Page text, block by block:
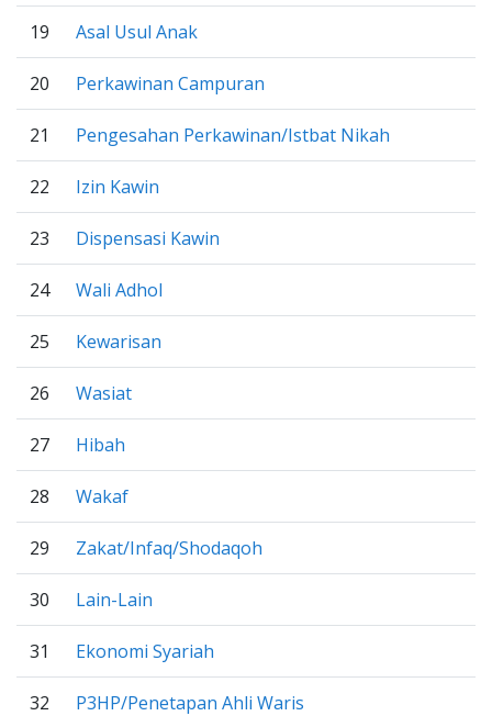
19 Asal Usul Anak
20 Perkawinan Campuran
21 Pengesahan Perkawinan/Istbat Nikah
22 Izin Kawin
23 Dispensasi Kawin
24 Wali Adhol
25 Kewarisan
26 Wasiat
27 Hibah
28 Wakaf
29 Zakat/Infaq/Shodaqoh
30 Lain-Lain
31 Ekonomi Syariah
32 P3HP/Penetapan Ahli Waris